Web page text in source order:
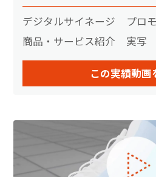
デジタルサイネージ
プロ
商品・サービス紹介
実写
この実績動画